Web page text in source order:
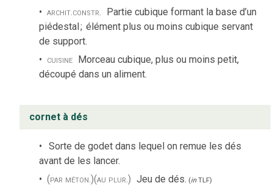
archit.constr. Partie cubique formant la base d’un
piédestal; élément plus ou moins cubique servant
de support.
cuisine Morceau cubique, plus ou moins petit,
découpé dans un aliment.
cornet à dés
Sorte de godet dans lequel on remue les dés
avant de les lancer.
(par méton.)(au plur.) Jeu de dés. (inTLF)